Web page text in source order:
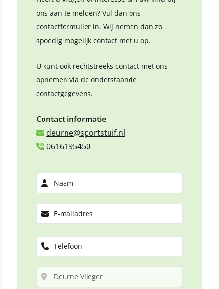
ons aan te melden? Vul dan ons
contactformulier in. Wij nemen dan zo
spoedig mogelijk contact met u op.
U kunt ook rechtstreeks contact met ons
opnemen via de onderstaande
contactgegevens.
Contact informatie
deurne@sportstuif.nl
0616195450